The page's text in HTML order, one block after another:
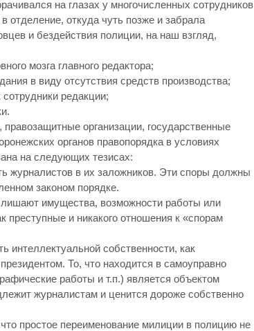
на глазах у многочисленных сотрудников
отделение, откуда чуть позже и забрала
и бездействия полиции, на наш взгляд,
мозга главного редактора;
в виду отсутствия средств производства;
редакции;
организации, государственные
органов правопорядка в условиях
на следующих тезисах:
журналистов в их заложников. Эти споры должны
законом порядке.
лишают имущества, возможности работы или
преступные и никакого отношения к «спорам
интеллектуальной собственности, как
То, что находится в самоуправно
работы и т.п.) является объектом
журналистам и ценится дороже собственно
простое переименование милиции в полицию не